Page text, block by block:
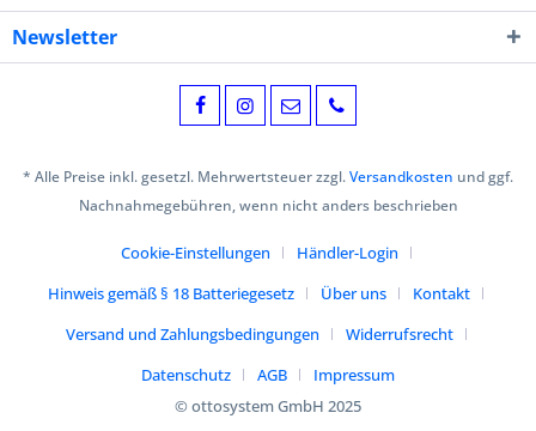
Newsletter
* Alle Preise inkl. gesetzl. Mehrwertsteuer zzgl.Versandkosten und ggf.
Nachnahmegebühren, wenn nicht anders beschrieben
Cookie-Einstellungen
Händler-Login
Hinweis gemäß § 18 Batteriegesetz
Über uns
Kontakt
Versand und Zahlungsbedingungen
Widerrufsrecht
Datenschutz
AGB
Impressum
© ottosystem GmbH 2025